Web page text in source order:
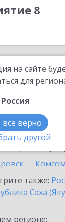
8
на сайте
для
Россия
все верно
другой
с
также:
Саха
регионе: